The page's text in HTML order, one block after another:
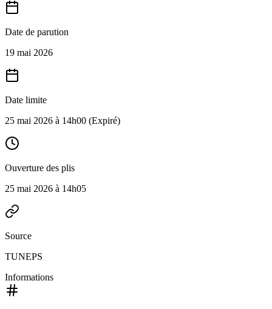
Date de parution
19 mai 2026
Date limite
25 mai 2026 à 14h00 (Expiré)
Ouverture des plis
25 mai 2026 à 14h05
Source
TUNEPS
Informations